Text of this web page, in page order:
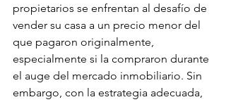
propietarios se enfrentan al desafío de
vender su casa a un precio menor del
que pagaron originalmente,
especialmente si la compraron durante
el auge del mercado inmobiliario. Sin
embargo, con la estrategia adecuada,